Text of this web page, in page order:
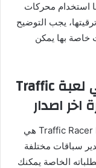
استخدام محركات
يجب التوضيح
خاصة بها يمكن
إدارة السباقات والتحديات في لعبة Traffic
من أبرز المزايا المتاحة في Traffic Racer Russian Village هي
سباقات مختلفة
الخاصة يمكنك